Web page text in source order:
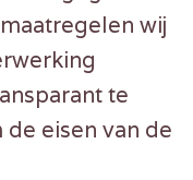
wij
te
eisen van de